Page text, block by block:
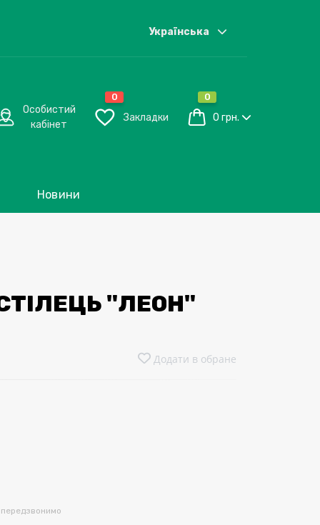
Українська
Особистий
кабінет
Закладки
0 0
0 грн.
Новини
"ЛЕОН"
Додати в обране